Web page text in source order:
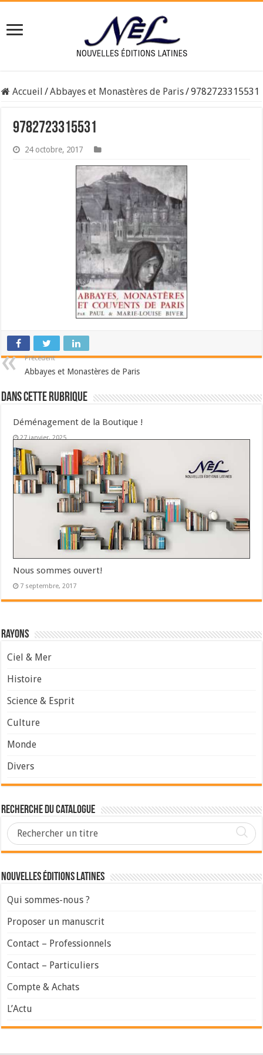
Accueil /Abbayes et Monastères de Paris/9782723315531
9782723315531
24 octobre, 2017
Précédent
Abbayes et Monastères de Paris
Dans cette Rubrique
Déménagement de la Boutique !
27 janvier, 2025
Nous sommes ouvert!
7 septembre, 2017
Rayons
Ciel & Mer
Histoire
Science & Esprit
Culture
Monde
Divers
Recherche du Catalogue
Nouvelles Éditions Latines
Qui sommes-nous ?
Proposer un manuscrit
Contact – Professionnels
Contact – Particuliers
Compte & Achats
L’Actu